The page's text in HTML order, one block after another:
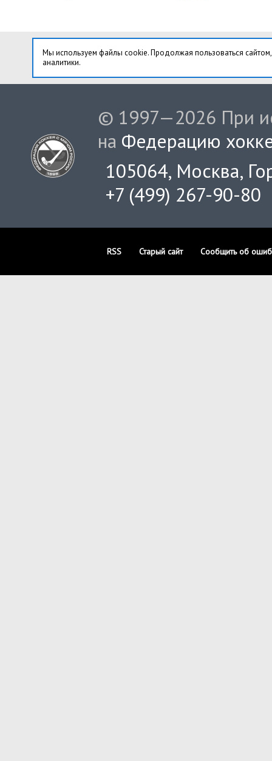
Мы используем файлы cookie. Продолжая пользоваться
аналитики.
© 1997—2026 При
на Федерацию
105064, Москва,
+7 (499) 267-90-80
RSS Старый сайт Сообщить об